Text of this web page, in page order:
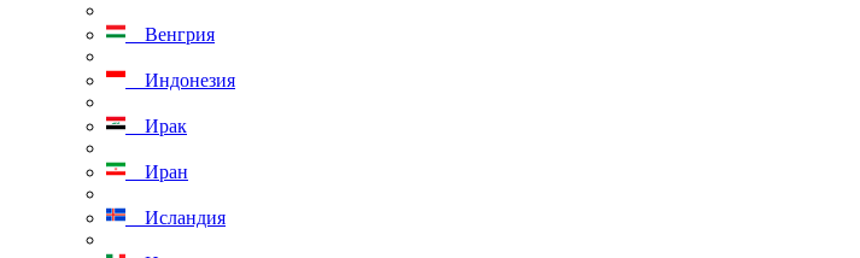
Венгрия
Индонезия
Ирак
Иран
Исландия